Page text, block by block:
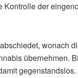
der
wonach
übernehmen.